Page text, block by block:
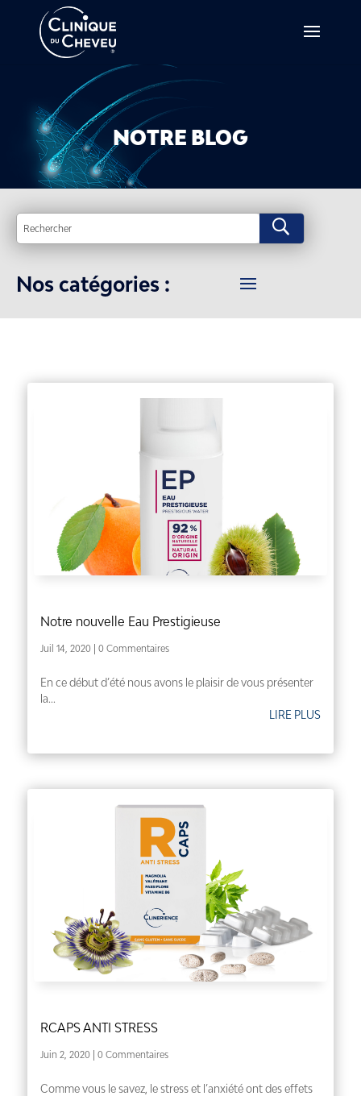
NOTRE BLOG
U
Nos catégories :
Notre nouvelle Eau Prestigieuse
Juil 14, 2020| 0 Commentaires
En ce début d’été nous avons le plaisir de vous présenter
la...
LIRE PLUS
RCAPS ANTI STRESS
Juin 2, 2020| 0 Commentaires
Comme vous le savez, le stress et l’anxiété ont des effets